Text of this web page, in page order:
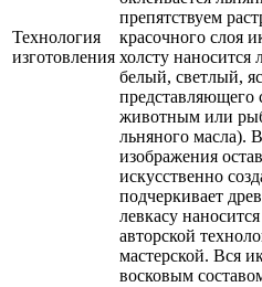
Технология
изготовления
препятствуем
красочного слоя
холсту наносится
белый, светлый,
животным или
льняного масла).
изображения
искусственно
подчеркивает
левкасу
авторской
мастерской. Вся
восковым